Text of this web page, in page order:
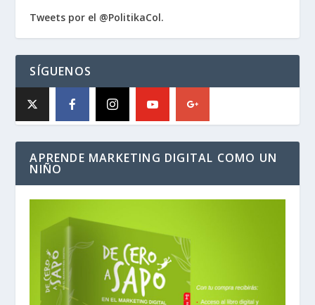
Tweets por el @PolitikaCol.
SÍGUENOS
APRENDE MARKETING DIGITAL COMO UN
NIÑO